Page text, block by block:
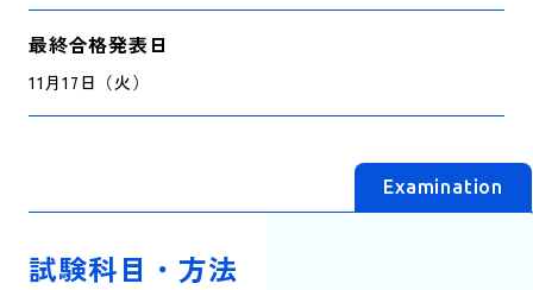
最終合格発表日
11月17日（火）
Examination
試験科目・方法